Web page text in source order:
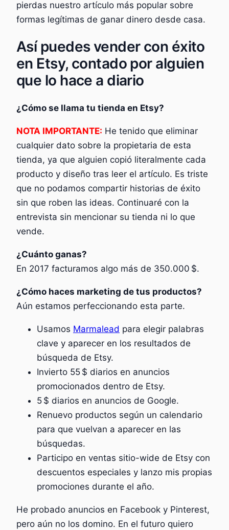
pierdas nuestro artículo más popular sobre
formas legítimas de ganar dinero desde casa.
Así puedes vender con éxito
en Etsy, contado por alguien
que lo hace a diario
¿Cómo se llama tu tienda en Etsy?
NOTA IMPORTANTE: He tenido que eliminar
cualquier dato sobre la propietaria de esta
tienda, ya que alguien copió literalmente cada
producto y diseño tras leer el artículo. Es triste
que no podamos compartir historias de éxito
sin que roben las ideas. Continuaré con la
entrevista sin mencionar su tienda ni lo que
vende.
¿Cuánto ganas?
En 2017 facturamos algo más de 350.000 $.
¿Cómo haces marketing de tus productos?
Aún estamos perfeccionando esta parte.
Usamos Marmalead para elegir palabras
clave y aparecer en los resultados de
búsqueda de Etsy.
Invierto 55 $ diarios en anuncios
promocionados dentro de Etsy.
5 $ diarios en anuncios de Google.
Renuevo productos según un calendario
para que vuelvan a aparecer en las
búsquedas.
Participo en ventas sitio-wide de Etsy con
descuentos especiales y lanzo mis propias
promociones durante el año.
He probado anuncios en Facebook y Pinterest,
pero aún no los domino. En el futuro quiero